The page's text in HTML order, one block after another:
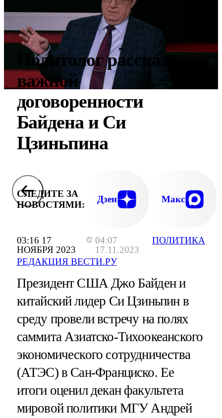
03:16 17
НОЯБРЯ 2023
04:07
17.11.2023
РЕДАКЦИЯ ВЕСТИ.РУ
ПОЛИТИКА
Политолог рассказал о
важной
договоренности
Байдена и Си
Цзиньпина
СЛЕДИТЕ ЗА
НОВОСТЯМИ:
Дзен Макс
Президент США Джо Байден и
китайский лидер Си Цзиньпин в
среду провели встречу на полях
саммита Азиатско-Тихоокеанского
экономического сотрудничества
(АТЭС) в Сан-Франциско. Ее
итоги оценил декан факультета
мировой политики МГУ Андрей